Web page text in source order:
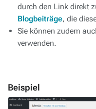
durch den Link direkt
Blogbeiträge, die
Sie können zudem
verwenden.
Beispiel